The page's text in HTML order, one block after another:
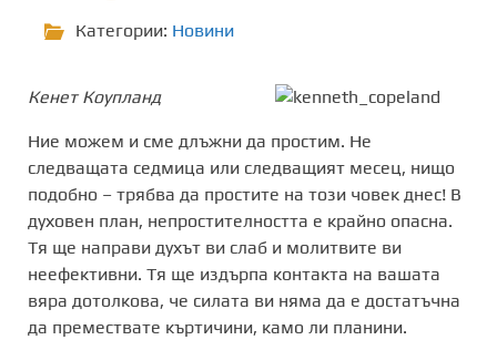
Категории: Новини
Кенет Коупланд
Ние можем и сме длъжни да простим. Не
следващата седмица или следващият месец, нищо
подобно – трябва да простите на този човек днес! В
духовен план, непростителността е крайно опасна.
Тя ще направи духът ви слаб и молитвите ви
неефективни. Тя ще издърпа контакта на вашата
вяра дотолкова, че силата ви няма да е достатъчна
да премествате къртичини, камо ли планини.